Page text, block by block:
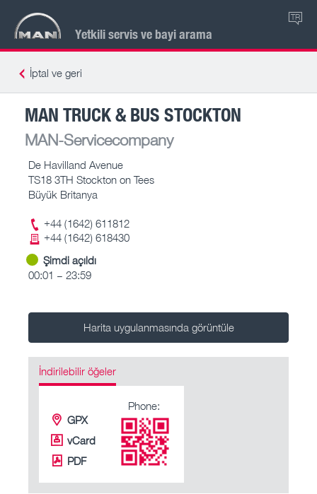
Yetkili servis ve bayi arama
TR
İptal ve geri
MAN TRUCK & BUS STOCKTON
MAN-Servicecompany
De Havilland Avenue
TS18 3TH Stockton on Tees
Büyük Britanya
+44 (1642) 611812
+44 (1642) 618430
Şimdi açıldı
00:01 – 23:59
Harita uygulanmasında görüntüle
İndirilebilir öğeler
GPX
vCard
PDF
Phone: